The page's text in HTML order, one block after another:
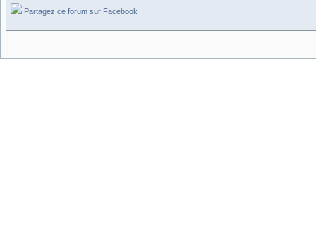
Partagez ce forum sur Facebook